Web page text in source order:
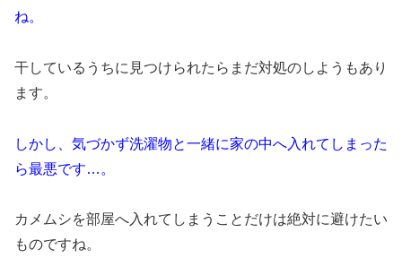
ね。
干しているうちに見つけられたらまだ対処のしようもあり
ます。
しかし、気づかず洗濯物と一緒に家の中へ入れてしまった
ら最悪です…。
カメムシを部屋へ入れてしまうことだけは絶対に避けたい
ものですね。